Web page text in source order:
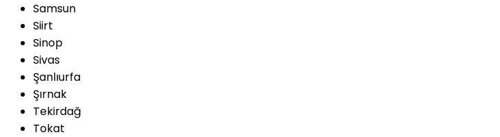
Samsun
Siirt
Sinop
Sivas
Şanlıurfa
Şırnak
Tekirdağ
Tokat